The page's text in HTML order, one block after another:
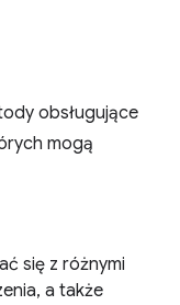
obsługujące
mogą
się z różnymi
a także